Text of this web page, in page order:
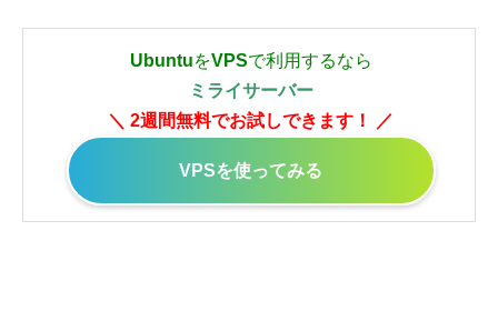
UbuntuをVPSで利用するなら
ミライサーバー
＼ 2週間無料でお試しできます！ ／
VPSを使ってみる